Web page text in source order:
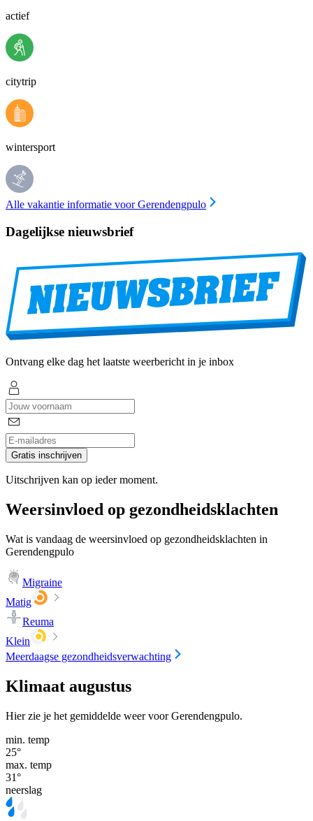
actief
citytrip
wintersport
Alle vakantie informatie voor Gerendengpulo
Dagelijkse nieuwsbrief
Ontvang elke dag het laatste weerbericht in je inbox
Gratis inschrijven
Uitschrijven kan op ieder moment.
Weersinvloed op gezondheidsklachten
Wat is vandaag de weersinvloed op gezondheidsklachten in
Gerendengpulo
Migraine
Matig
Reuma
Klein
Meerdaagse gezondheidsverwachting
Klimaat augustus
Hier zie je het gemiddelde weer voor Gerendengpulo.
min. temp
25°
max. temp
31°
neerslag